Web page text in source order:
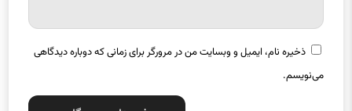
ذخیره نام، ایمیل و وبسایت من در مرورگر برای زمانی که دوباره دیدگاهی
می‌نویسم.